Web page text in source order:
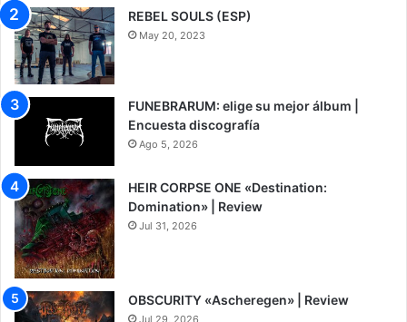
REBEL SOULS (ESP)
May 20, 2023
FUNEBRARUM: elige su mejor álbum |
Encuesta discografía
Ago 5, 2026
8
HEIR CORPSE ONE «Destination:
Domination» | Review
Jul 31, 2026
OBSCURITY «Ascheregen» | Review